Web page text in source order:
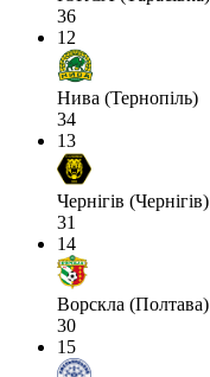
36
12
Нива (Тернопіль)
34
13
Чернігів (Чернігів)
31
14
Ворскла (Полтава)
30
15